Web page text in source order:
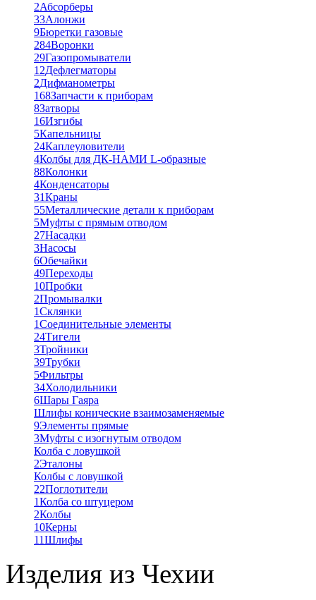
2Абсорберы
33Алонжи
9Бюретки газовые
284Воронки
29Газопромыватели
12Дефлегматоры
2Дифманометры
168Запчасти к приборам
8Затворы
16Изгибы
5Капельницы
24Каплеуловители
4Колбы для ДК-НАМИ L-образные
88Колонки
4Конденсаторы
31Краны
55Металлические детали к приборам
5Муфты с прямым отводом
27Насадки
3Насосы
6Обечайки
49Переходы
10Пробки
2Промывалки
1Склянки
1Соединительные элементы
24Тигели
3Тройники
39Трубки
5Фильтры
34Холодильники
6Шары Гаяра
Шлифы конические взаимозаменяемые
9Элементы прямые
3Муфты с изогнутым отводом
Колба с ловушкой
2Эталоны
Колбы с ловушкой
22Поглотители
1Колба со штуцером
2Колбы
10Керны
11Шлифы
Изделия из Чехии